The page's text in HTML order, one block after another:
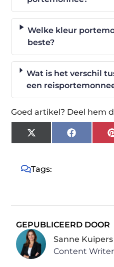
Welke kleur
beste?
Wat is het verschil
een
Goed artikel? Deel hem
X
(Twitter)
Tags:
GEPUBLICEERD DOOR
Sanne Kuipers
Content Writer